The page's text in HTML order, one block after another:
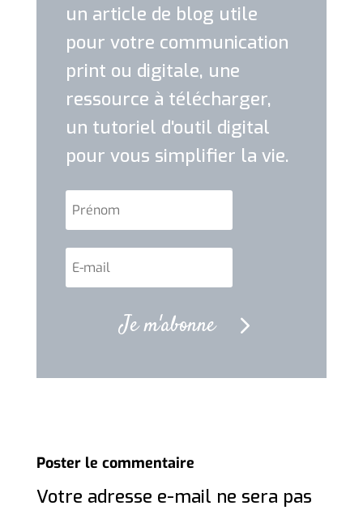
un article de blog utile
pour votre communication
print ou digitale, une
ressource à télécharger,
un tutoriel d'outil digital
pour vous simplifier la vie.
Je m'abonne
Poster le commentaire
Votre adresse e-mail ne sera pas